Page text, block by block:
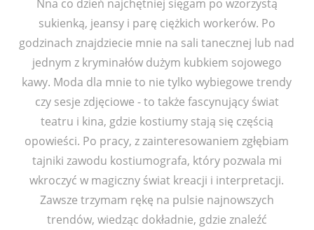
Nna co dzień najchętniej sięgam po wzorzystą
sukienką, jeansy i parę ciężkich workerów. Po
godzinach znajdziecie mnie na sali tanecznej lub nad
jednym z kryminałów dużym kubkiem sojowego
kawy. Moda dla mnie to nie tylko wybiegowe trendy
czy sesje zdjęciowe - to także fascynujący świat
teatru i kina, gdzie kostiumy stają się częścią
opowieści. Po pracy, z zainteresowaniem zgłębiam
tajniki zawodu kostiumografa, który pozwala mi
wkroczyć w magiczny świat kreacji i interpretacji.
Zawsze trzymam rękę na pulsie najnowszych
trendów, wiedząc dokładnie, gdzie znaleźć